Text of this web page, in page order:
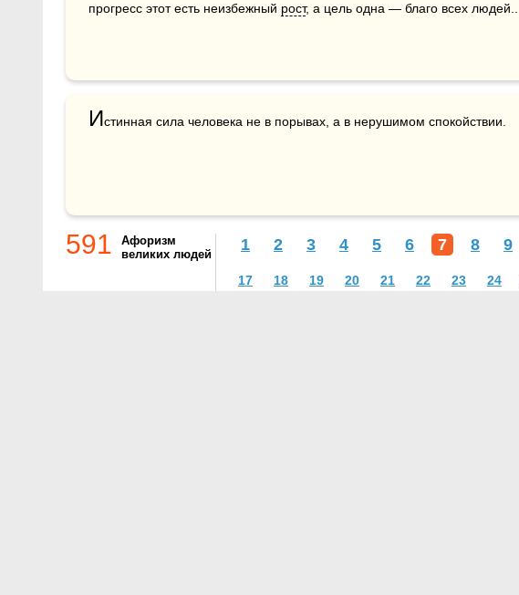
прогресс этот есть неизбежный рост, а цель одна — благо всех людей...
И
591
Афоризм
великих людей
1 2 3 4 5 6 7 8 9
17 18 19 20 21 22 23 24